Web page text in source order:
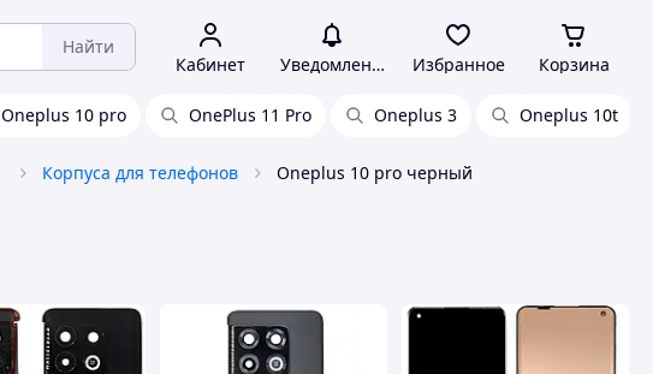
Найти
Кабинет Уведомления Избранное Корзина
Oneplus 10 pro OnePlus 11 Pro Oneplus 3 Oneplus 10t
Корпуса для телефонов Oneplus 10 pro черный